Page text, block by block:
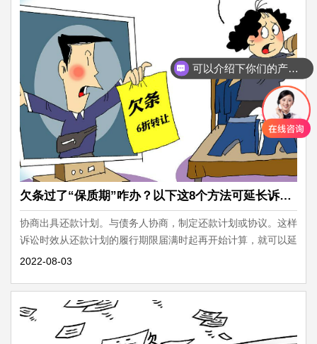
欠条过了“保质期”咋办？以下这8个方法可延长诉讼时效
协商出具还款计划。与债务人协商，制定还款计划或协议。这样
诉讼时效从还款计划的履行期限届满时起再开始计算，就可以延
长即将过去的诉讼时效。
2022-08-03
可以介绍下你们的产品么